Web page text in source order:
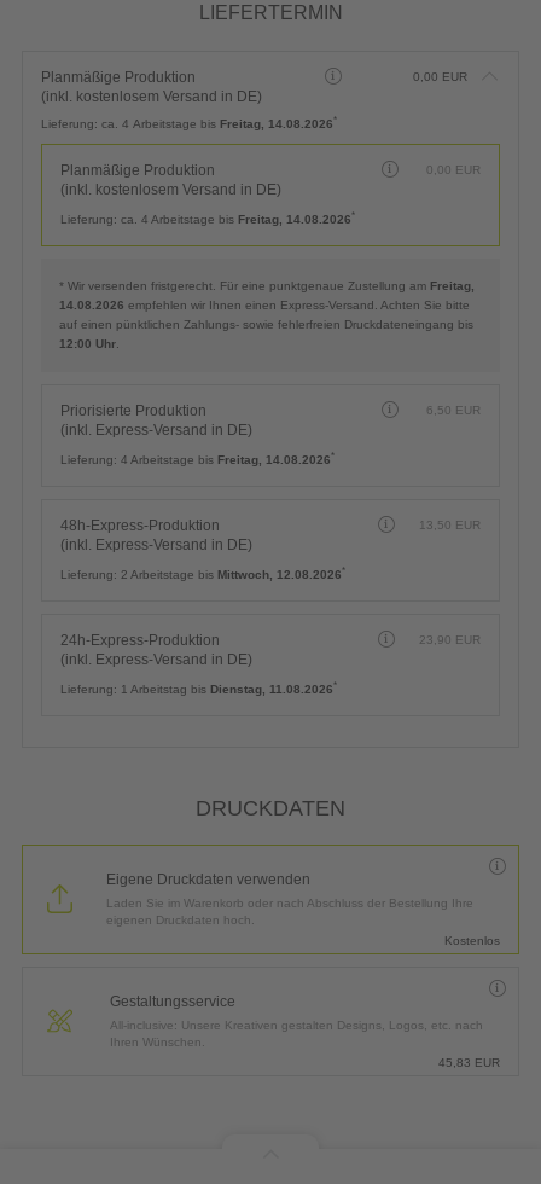
LIEFERTERMIN
Planmäßige Produktion
(inkl. kostenlosem Versand in DE)
0,00 EUR
Lieferung: ca. 4 Arbeitstage bis Freitag, 14.08.2026*
Planmäßige Produktion
(inkl. kostenlosem Versand in DE)
0,00 EUR
Lieferung: ca. 4 Arbeitstage bis Freitag, 14.08.2026*
* Wir versenden fristgerecht. Für eine punktgenaue Zustellung am Freitag,
14.08.2026 empfehlen wir Ihnen einen Express-Versand. Achten Sie bitte
auf einen pünktlichen Zahlungs- sowie fehlerfreien Druckdateneingang bis
12:00 Uhr
Priorisierte Produktion
(inkl. Express-Versand in DE)
6,50 EUR
Lieferung: 4 Arbeitstage bis Freitag, 14.08.2026*
48h-Express-Produktion
(inkl. Express-Versand in DE)
13,50 EUR
Lieferung: 2 Arbeitstage bis Mittwoch, 12.08.2026*
24h-Express-Produktion
(inkl. Express-Versand in DE)
23,90 EUR
Lieferung: 1 Arbeitstag bis Dienstag, 11.08.2026*
DRUCKDATEN
Eigene Druckdaten verwenden
Laden Sie im Warenkorb oder nach Abschluss der Bestellung Ihre
eigenen Druckdaten hoch.
Kostenlos
Gestaltungsservice
All-inclusive: Unsere Kreativen gestalten Designs, Logos, etc. nach
Ihren Wünschen.
45,83 EUR